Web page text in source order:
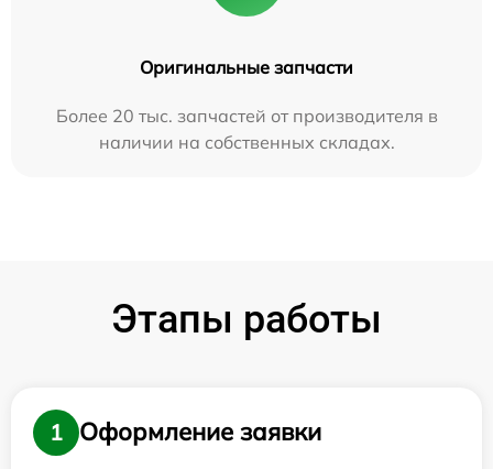
Оригинальные запчасти
Более 20 тыс. запчастей от производителя в
наличии на собственных складах.
Этапы работы
1
Оформление заявки